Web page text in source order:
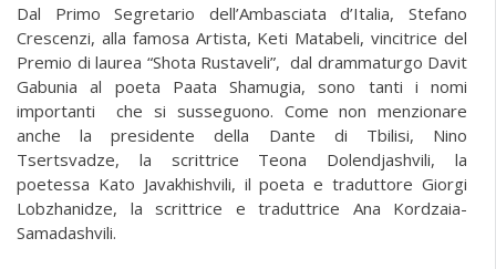
Dal Primo Segretario dell’Ambasciata d’Italia, Stefano
Crescenzi, alla famosa Artista, Keti Matabeli, vincitrice del
Premio di laurea “Shota Rustaveli”, dal drammaturgo Davit
Gabunia al poeta Paata Shamugia, sono tanti i nomi
importanti che si susseguono. Come non menzionare
anche la presidente della Dante di Tbilisi, Nino
Tsertsvadze, la scrittrice Teona Dolendjashvili, la
poetessa Kato Javakhishvili, il poeta e traduttore Giorgi
Lobzhanidze, la scrittrice e traduttrice Ana Kordzaia-
Samadashvili.